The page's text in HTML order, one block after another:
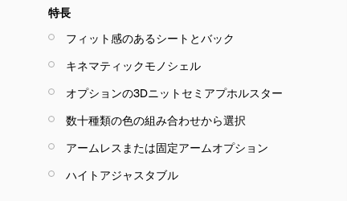
特長
フィット感のあるシートとバック
キネマティックモノシェル
オプションの3Dニットセミアプホルスター
数十種類の色の組み合わせから選択
アームレスまたは固定アームオプション
ハイトアジャスタブル